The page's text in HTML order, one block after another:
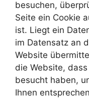
besuchen,
Seite ein Cookie
ist. Liegt ein
im Datensatz an
Website
die Website,
besucht haben,
Ihnen